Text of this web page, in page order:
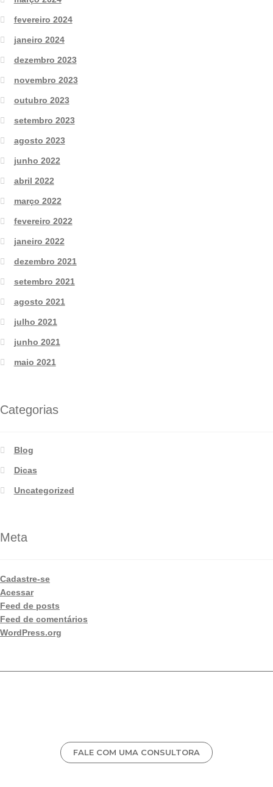
fevereiro 2024
janeiro 2024
dezembro 2023
novembro 2023
outubro 2023
setembro 2023
agosto 2023
junho 2022
abril 2022
março 2022
fevereiro 2022
janeiro 2022
dezembro 2021
setembro 2021
agosto 2021
julho 2021
junho 2021
maio 2021
Categorias
Blog
Dicas
Uncategorized
Meta
Cadastre-se
Acessar
Feed de posts
Feed de comentários
WordPress.org
FALE COM UMA CONSULTORA